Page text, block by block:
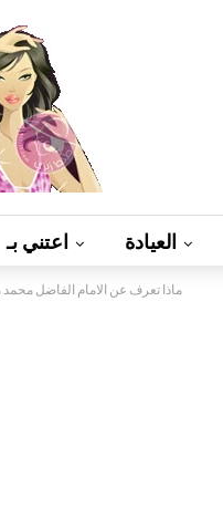
اعتني بـ العيادة
ماذا تعرف عن الامام الفاضل